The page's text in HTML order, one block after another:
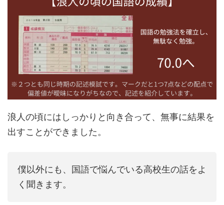
浪人の頃にはしっかりと向き合って、無事に結果を
出すことができました。
僕以外にも、国語で悩んでいる高校生の話をよ
く聞きます。